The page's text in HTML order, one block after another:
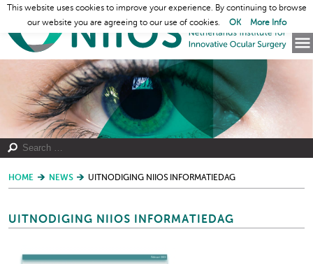
HOME NEWS UITNODIGING NIIOS INFORMATIEDAG
UITNODIGING NIIOS INFORMATIEDAG
This website uses cookies to improve your experience. By continuing to browse
our website you are agreeing to our use of cookies.
OK More Info